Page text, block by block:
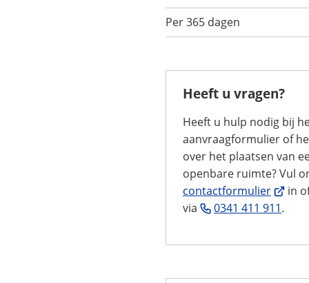
Per 365 dagen
Heeft u vragen?
Heeft u hulp nodig bij
aanvraagformulier of
over het plaatsen van
openbare ruimte? Vul
contactformulier
naar
in
via
0341 411 911
een
.